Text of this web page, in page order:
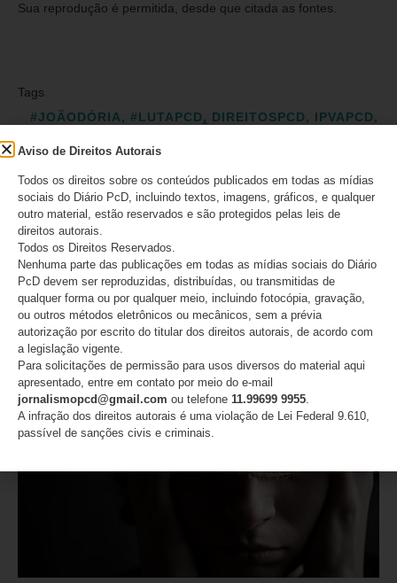
Sua reprodução é permitida, desde que citada as fontes.
Tags
#JOÃODÓRIA, #LUTAPCD, DIREITOSPCD, IPVAPCD,
ISENÇÃOPCD
ANTERIOR
ABBC promove inclusão no mercado financeiro de PCDs
PUBLICAÇÕES RECENTES
Aviso de Direitos Autorais
Todos os direitos sobre os conteúdos publicados em todas as mídias
sociais do Diário PcD, incluindo textos, imagens, gráficos, e qualquer
outro material, estão reservados e são protegidos pelas leis de
direitos autorais.
Todos os Direitos Reservados.
Nenhuma parte das publicações em todas as mídias sociais do Diário
PcD devem ser reproduzidas, distribuídas, ou transmitidas de
qualquer forma ou por qualquer meio, incluindo fotocópia, gravação,
ou outros métodos eletrônicos ou mecânicos, sem a prévia
autorização por escrito do titular dos direitos autorais, de acordo com
a legislação vigente.
Para solicitações de permissão para usos diversos do material aqui
apresentado, entre em contato por meio do e-mail
jornalismopcd@gmail.com ou telefone 11.99699 9955.
A infração dos direitos autorais é uma violação de Lei Federal 9.610,
passível de sanções civis e criminais.